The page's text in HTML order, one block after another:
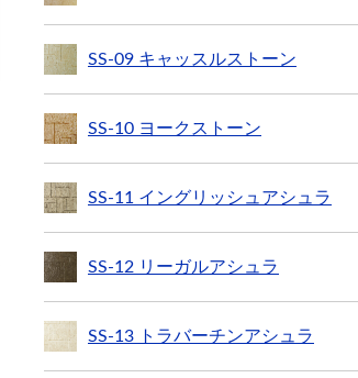
SS-09 キャッスルストーン
SS-10 ヨークストーン
SS-11 イングリッシュアシュラ
SS-12 リーガルアシュラ
SS-13 トラバーチンアシュラ